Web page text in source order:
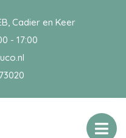
Cadier en Keer
- 17:00